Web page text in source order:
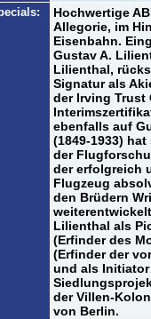
Hochwertige
Allegorie, im
Eisenbahn.
Gustav A.
Lilienthal,
Signatur als
der Irving Trust
ebenfalls auf
(1849-1933)
der
der erfolgreich
Flugzeug
den Brüdern
Lilienthal als
(Erfinder des
(Erfinder der
und als
der Villen-
von Berlin.